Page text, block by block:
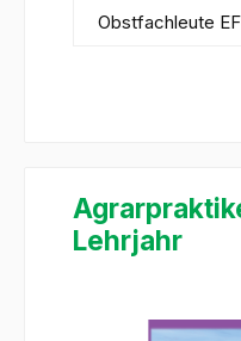
Obstfachleute
Lehrjahr
Bildergalerie überspringen